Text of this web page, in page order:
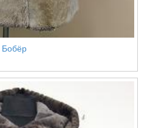
Бобёр